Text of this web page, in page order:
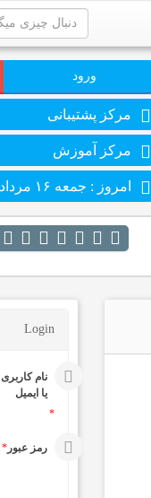
ورود
مرکز پشتیبانی
مرکز آموزش
امروز : جمعه ۱۶ مرداد ۱۴۰۵
Login
نام کاربری
یا ایمیل
*
رمز عبور*